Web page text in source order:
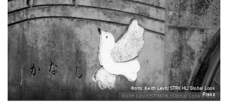
Фото: Keith Levit/STRKHL/Global Look
Press